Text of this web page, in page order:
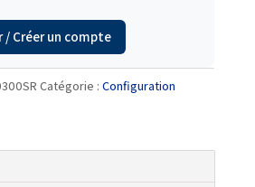
/ Créer un compte
Catégorie : Configuration